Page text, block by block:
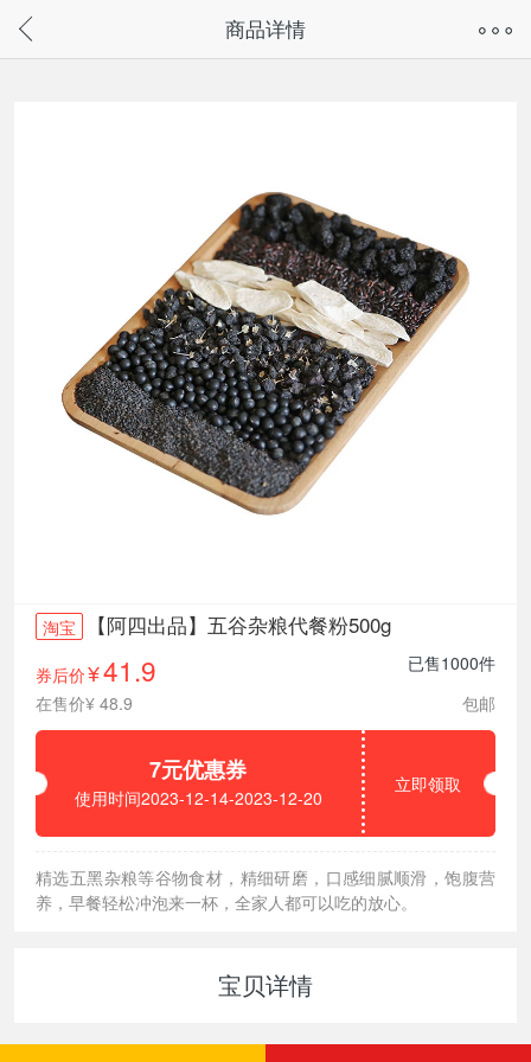
请通过微信或支付宝搜“奇兔客小程序”访问
商品详情
淘宝 【阿四出品】五谷杂粮代餐粉500g
券后价¥41.9
已售1000件
在售价¥ 48.9
包邮
7元优惠券
使用时间2023-12-14-2023-12-20
立即领取
精选五黑杂粮等谷物食材，精细研磨，口感细腻顺滑，饱腹营
养，早餐轻松冲泡来一杯，全家人都可以吃的放心。
宝贝详情